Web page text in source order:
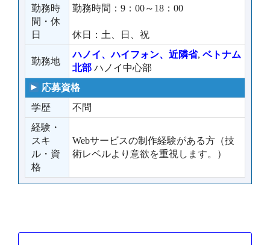
勤務時
間・休
日
勤務時間：9：00～18：00
休日：土、日、祝
勤務地
ハノイ、ハイフォン、近隣省, ベトナム
北部 ハノイ中心部
応募資格
学歴
不問
経験・
スキ
ル・資
格
Webサービスの制作経験がある方（技
術レベルより意欲を重視します。）